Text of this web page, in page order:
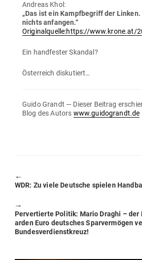
Andreas Khol:
„Das ist ein Kampf­be­griff der Linken.
nichts anfangen.“
Originalquelle:https://www.krone.at/
Ein hand­fester Skandal?
Öster­reich diskutiert…
Guido Grandt — Dieser Beitrag
Blog des Autors www.guidograndt.de
🠔
Previous
WDR: Zu viele Deutsche spielen
🠖
Next
post:
Per­ver­tierte Politik: Mario Draghi –
arden Euro deut­sches Spar­ver­mögen
Bundesverdienstkreuz!